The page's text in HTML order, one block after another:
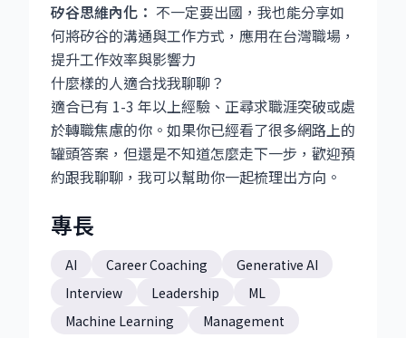
矽谷思維內化： 不一定要出國，我也能分享如
何將矽谷的溝通與工作方式，應用在台灣職場，
提升工作效率與影響力
什麼樣的人適合找我聊聊？
適合已有 1-3 年以上經驗、正尋求職涯突破或處
於轉職焦慮的你。如果你已經看了很多網路上的
罐頭答案，但還是不知道怎麼走下一步，歡迎預
約跟我聊聊，我可以幫助你一起梳理出方向。
專長
AI Career Coaching
Generative AI
Interview
Leadership
ML
Machine Learning
Management